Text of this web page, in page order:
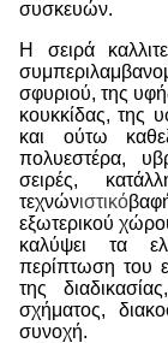
συσκευών.
Η σειρά
σφυριού, της
κουκκίδας, της
και ούτω
πολυεστέρα,
σειρές,
τεχνώνιστικό
εξωτερικού
καλύψει τα
περίπτωση του
της
σχήματος,
συνοχή.